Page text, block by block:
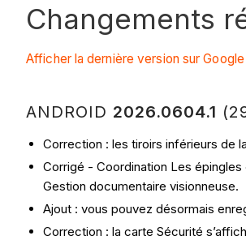
Changements
Afficher la dernière version sur
ANDROID 2026.0604.1
Correction : les tiroirs inférieurs de
Corrigé - Coordination Les
Gestion documentaire visionneuse.
Ajout : vous pouvez désormais
Correction : la carte Sécurité